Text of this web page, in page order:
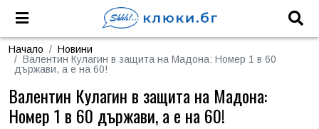
Начало
Новини
Валентин Кулагин в защита на Мадона: Номер 1 в 60
държави, а е на 60!
Валентин Кулагин в защита на Мадона:
Номер 1 в 60 държави, а е на 60!